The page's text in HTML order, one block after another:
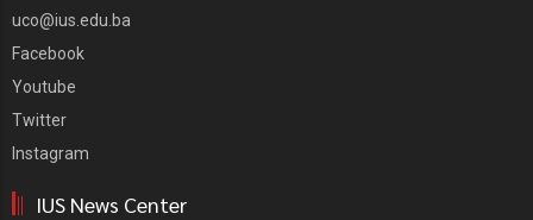
uco@ius.edu.ba
Facebook
Youtube
Twitter
Instagram
IUS News Center